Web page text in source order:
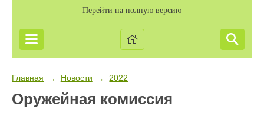
Перейти на полную версию
Главная → Новости → 2022
Оружейная комиссия